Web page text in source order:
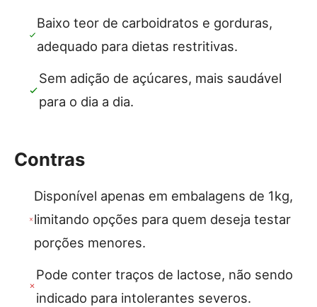
Baixo teor de carboidratos e gorduras,
adequado para dietas restritivas.
Sem adição de açúcares, mais saudável
para o dia a dia.
Contras
Disponível apenas em embalagens de 1kg,
limitando opções para quem deseja testar
porções menores.
Pode conter traços de lactose, não sendo
indicado para intolerantes severos.